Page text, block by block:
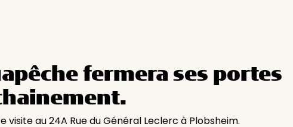
fermera ses portes
visite au 24A Rue du Général Leclerc à Plobsheim.